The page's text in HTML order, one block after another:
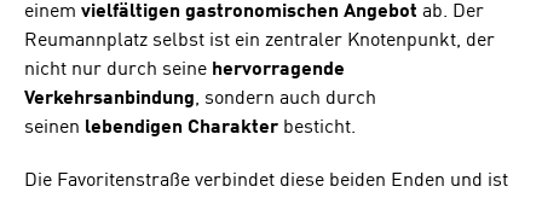
einem vielfältigen gastronomischen Angebot ab. Der
Reumannplatz selbst ist ein zentraler Knotenpunkt, der
nicht nur durch seine hervorragende
Verkehrsanbindung, sondern auch durch
seinen lebendigen Charakter besticht.
Die Favoritenstraße verbindet diese beiden Enden und ist